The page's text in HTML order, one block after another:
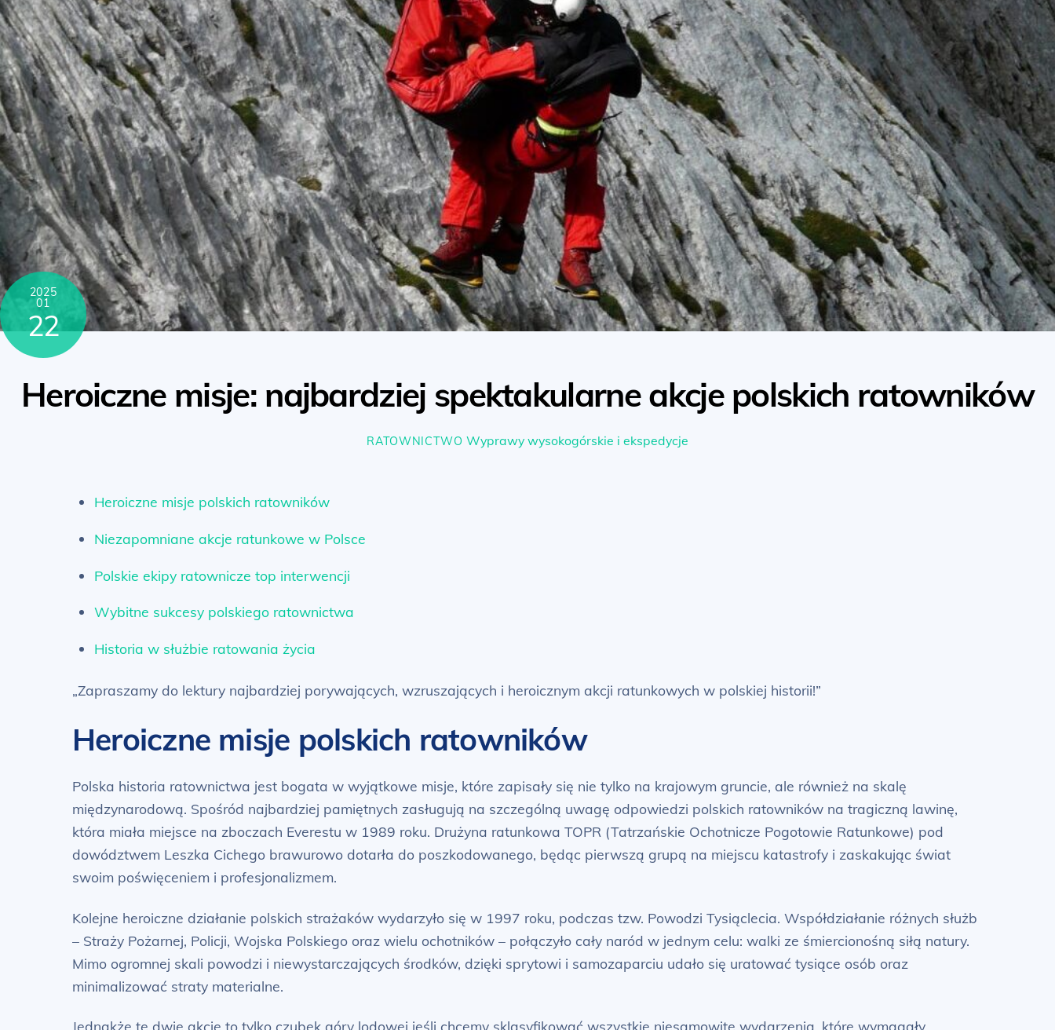
2025
01
22
Heroiczne misje: najbardziej spektakularne akcje polskich ratowników
RATOWNICTWO Wyprawy wysokogórskie i ekspedycje
Heroiczne misje polskich ratowników
Niezapomniane akcje ratunkowe w Polsce
Polskie ekipy ratownicze top interwencji
Wybitne sukcesy polskiego ratownictwa
Historia w służbie ratowania życia
„Zapraszamy do lektury najbardziej porywających, wzruszających i heroicznym akcji ratunkowych w polskiej historii!”
Heroiczne misje polskich ratowników
Polska historia ratownictwa jest bogata w wyjątkowe misje, które zapisały się nie tylko na krajowym gruncie, ale również na skalę
międzynarodową. Spośród najbardziej pamiętnych zasługują na szczególną uwagę odpowiedzi polskich ratowników na tragiczną lawinę,
która miała miejsce na zboczach Everestu w 1989 roku. Drużyna ratunkowa TOPR (Tatrzańskie Ochotnicze Pogotowie Ratunkowe) pod
dowództwem Leszka Cichego brawurowo dotarła do poszkodowanego, będąc pierwszą grupą na miejscu katastrofy i zaskakując świat
swoim poświęceniem i profesjonalizmem.
Kolejne heroiczne działanie polskich strażaków wydarzyło się w 1997 roku, podczas tzw. Powodzi Tysiąclecia. Współdziałanie różnych służb
– Straży Pożarnej, Policji, Wojska Polskiego oraz wielu ochotników – połączyło cały naród w jednym celu: walki ze śmiercionośną siłą natury.
Mimo ogromnej skali powodzi i niewystarczających środków, dzięki sprytowi i samozaparciu udało się uratować tysiące osób oraz
minimalizować straty materialne.
Jednakże te dwie akcje to tylko czubek góry lodowej jeśli chcemy sklasyfikować wszystkie niesamowite wydarzenia, które wymagały